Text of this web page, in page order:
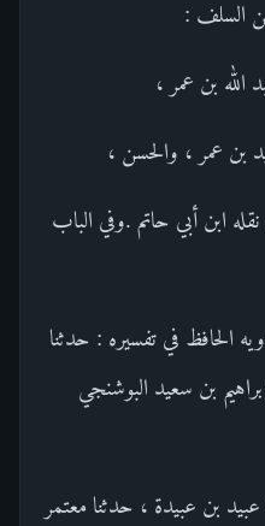
السلف :
الله بن عمر ،
بن عمر ، والحسن ،
ابن أبي حاتم .وفي الباب
الحافظ في تفسيره : حدثنا
بن سعيد البوشنجي
عبيد بن عبيدة ، حدثنا معتمر